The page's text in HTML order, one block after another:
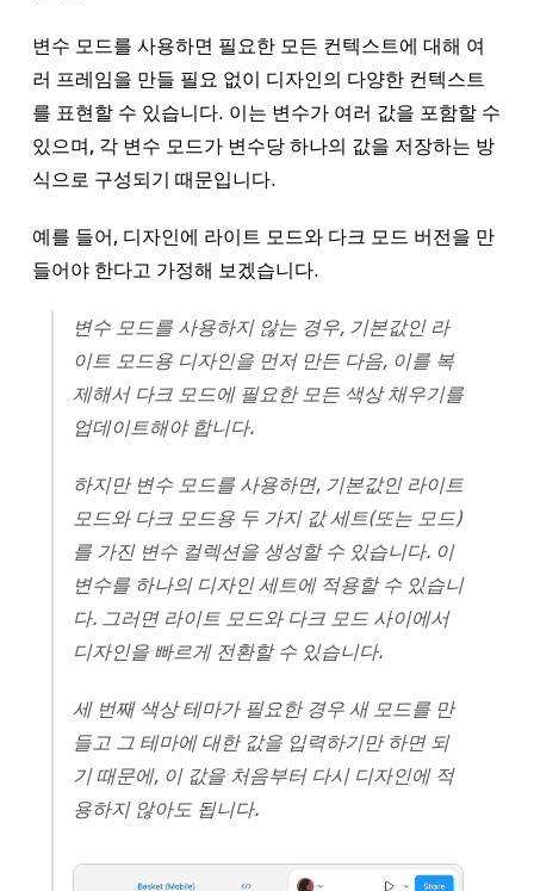
변수 모드를 사용하면 필요한 모든 컨텍스트에 대해 여
러 프레임을 만들 필요 없이 디자인의 다양한 컨텍스트
를 표현할 수 있습니다. 이는 변수가 여러 값을 포함할 수
있으며, 각 변수 모드가 변수당 하나의 값을 저장하는 방
식으로 구성되기 때문입니다.
예를 들어, 디자인에 라이트 모드와 다크 모드 버전을 만
들어야 한다고 가정해 보겠습니다.
변수 모드를 사용하지 않는 경우, 기본값인 라
이트 모드용 디자인을 먼저 만든 다음, 이를 복
제해서 다크 모드에 필요한 모든 색상 채우기를
업데이트해야 합니다.
하지만 변수 모드를 사용하면, 기본값인 라이트
모드와 다크 모드용 두 가지 값 세트(또는 모드)
를 가진 변수 컬렉션을 생성할 수 있습니다. 이
변수를 하나의 디자인 세트에 적용할 수 있습니
다. 그러면 라이트 모드와 다크 모드 사이에서
디자인을 빠르게 전환할 수 있습니다.
세 번째 색상 테마가 필요한 경우 새 모드를 만
들고 그 테마에 대한 값을 입력하기만 하면 되
기 때문에, 이 값을 처음부터 다시 디자인에 적
용하지 않아도 됩니다.